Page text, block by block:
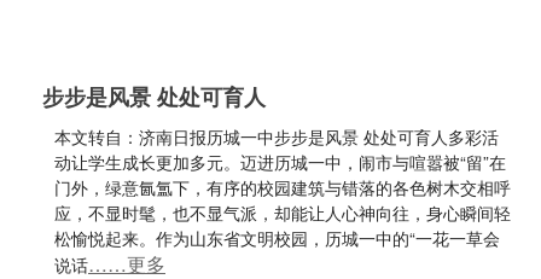
步步是风景 处处可育人
本文转自：济南日报历城一中步步是风景 处处可育人多彩活
动让学生成长更加多元。迈进历城一中，闹市与喧嚣被“留”在
门外，绿意氤氲下，有序的校园建筑与错落的各色树木交相呼
应，不显时髦，也不显气派，却能让人心神向往，身心瞬间轻
松愉悦起来。作为山东省文明校园，历城一中的“一花一草会
说话……更多